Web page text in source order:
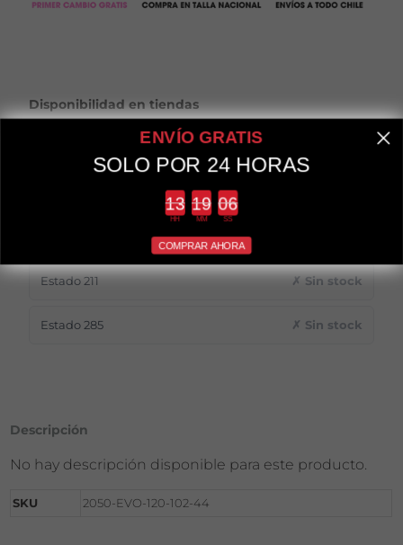
Disponibilidad en tiendas
Apumanque Local 60
Estado 211 ✗ Sin stock
Estado 285 ✗ Sin stock
Descripción
No hay descripción disponible para este producto.
SKU 2050-EVO-120-102-44
ENVÍO GRATIS
SOLO POR 24 HORAS
Countdown ends in:
HH MM SS
COMPRAR AHORA